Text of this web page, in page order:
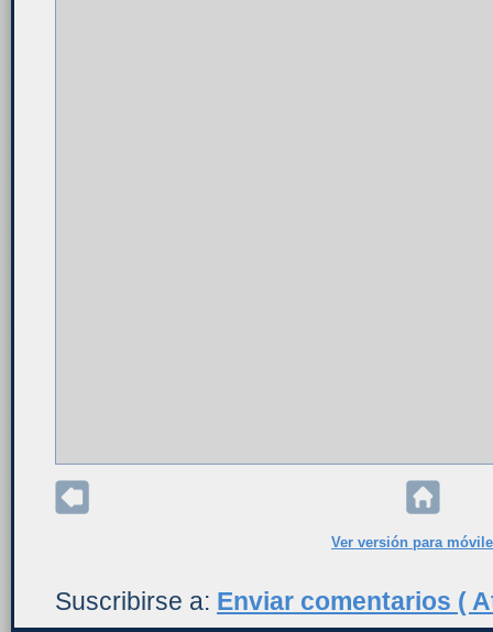
Ver versión para
Suscribirse a: Enviar comentarios (